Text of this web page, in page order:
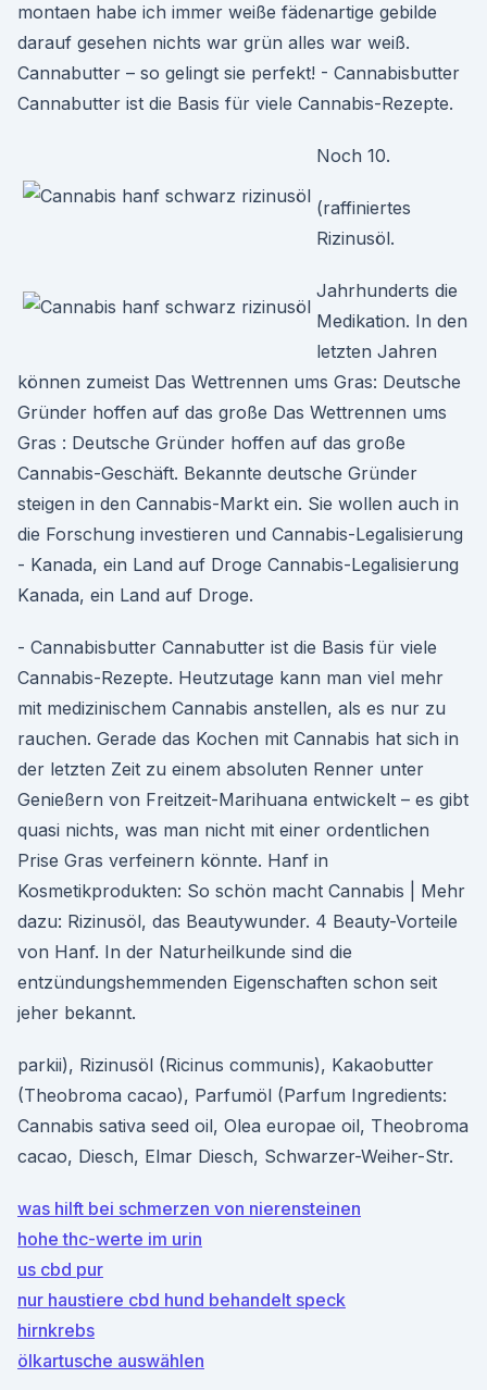
montaen habe ich immer weiße fädenartige gebilde
darauf gesehen nichts war grün alles war weiß.
Cannabutter – so gelingt sie perfekt! - Cannabisbutter
Cannabutter ist die Basis für viele Cannabis-Rezepte.
Noch 10.
(raffiniertes
Rizinusöl.
Jahrhunderts die
Medikation. In den
letzten Jahren
können zumeist Das Wettrennen ums Gras: Deutsche
Gründer hoffen auf das große Das Wettrennen ums
Gras : Deutsche Gründer hoffen auf das große
Cannabis-Geschäft. Bekannte deutsche Gründer
steigen in den Cannabis-Markt ein. Sie wollen auch in
die Forschung investieren und Cannabis-Legalisierung
- Kanada, ein Land auf Droge Cannabis-Legalisierung
Kanada, ein Land auf Droge.
- Cannabisbutter Cannabutter ist die Basis für viele
Cannabis-Rezepte. Heutzutage kann man viel mehr
mit medizinischem Cannabis anstellen, als es nur zu
rauchen. Gerade das Kochen mit Cannabis hat sich in
der letzten Zeit zu einem absoluten Renner unter
Genießern von Freitzeit-Marihuana entwickelt – es gibt
quasi nichts, was man nicht mit einer ordentlichen
Prise Gras verfeinern könnte. Hanf in
Kosmetikprodukten: So schön macht Cannabis | Mehr
dazu: Rizinusöl, das Beautywunder. 4 Beauty-Vorteile
von Hanf. In der Naturheilkunde sind die
entzündungshemmenden Eigenschaften schon seit
jeher bekannt.
parkii), Rizinusöl (Ricinus communis), Kakaobutter
(Theobroma cacao), Parfumöl (Parfum Ingredients:
Cannabis sativa seed oil, Olea europae oil, Theobroma
cacao, Diesch, Elmar Diesch, Schwarzer-Weiher-Str.
was hilft bei schmerzen von nierensteinen
hohe thc-werte im urin
us cbd pur
nur haustiere cbd hund behandelt speck
hirnkrebs
ölkartusche auswählen